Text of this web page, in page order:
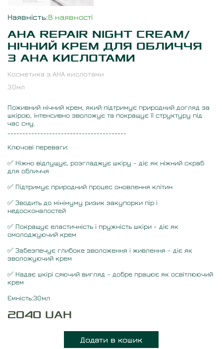
Наявність:В наявності
AHA REPAIR NIGHT CREAM/
НІЧНИЙ КРЕМ ДЛЯ ОБЛИЧЧЯ
З AHA КИСЛОТАМИ
Косметика з АНА кислотами
30мл
Поживний нічний крем, який підтримує природний догляд за
шкірою, інтенсивно зволожує та покращує її структуру під
час сну.
Ключові переваги:
✅ Ніжно відлущує, розгладжує шкіру - діє як ніжний скраб
для обличчя
✅ Підтримує природний процес оновлення клітин
✅ Зводить до мінімуму ризик закупорки пір і
недосконалостей
✅ Покращує еластичність і пружність шкіри - діє як
омолоджуючий крем
✅ Забезпечує глибоке зволоження і живлення - діє як
зволожуючий крем
✅ Надає шкірі сяючий вигляд - добре працює як освітлюючий
крем
Ємність:30мл
2040 UAH
Додати в кошик